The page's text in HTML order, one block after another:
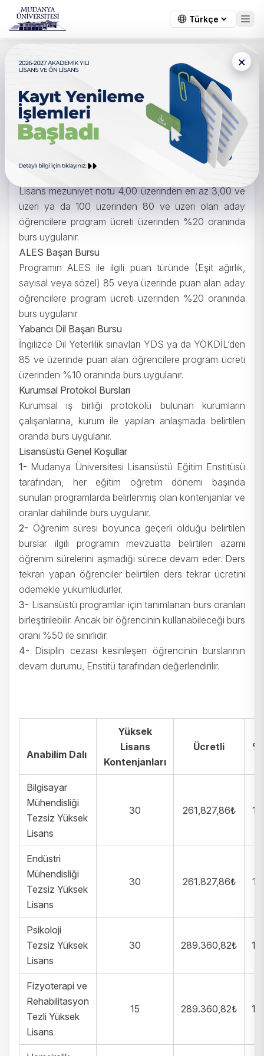
×
Ana
Sayfa
/
Lisansüstü Eğitim
Enstitüsü
Ücretler
Burslar / Kontenjanlar /
Ücretler
Burslar
Lisans mezuniyet notu 4,00 üzerinden en az 3,00 ve
üzeri ya da 100 üzerinden 80 ve üzeri olan aday
öğrencilere program ücreti üzerinden %20 oranında
burs uygulanır.
ALES Başarı Bursu
Programın ALES ile ilgili puan türünde (Eşit ağırlık,
sayısal veya sözel) 85 veya üzerinde puan alan aday
öğrencilere program ücreti üzerinden %20 oranında
burs uygulanır.
Yabancı Dil Başarı Bursu
İngilizce Dil Yeterlilik sınavları YDS ya da YÖKDİL’den
85 ve üzerinde puan alan öğrencilere program ücreti
üzerinden %10 oranında burs uygulanır.
Kurumsal Protokol Bursları
Kurumsal iş birliği protokolü bulunan kurumların
çalışanlarına, kurum ile yapılan anlaşmada belirtilen
oranda burs uygulanır.
Lisansüstü Genel Koşullar
1- Mudanya Üniversitesi Lisansüstü Eğitim Enstitüsü
tarafından, her eğitim öğretim dönemi başında
sunulan programlarda belirlenmiş olan kontenjanlar ve
oranlar dahilinde burs uygulanır.
2- Öğrenim süresi boyunca geçerli olduğu belirtilen
burslar ilgili programın mevzuatta belirtilen azami
öğrenim sürelerini aşmadığı sürece devam eder. Ders
tekrarı yapan öğrenciler belirtilen ders tekrar ücretini
ödemekle yükümlüdürler.
3- Lisansüstü programlar için tanımlanan burs oranları
birleştirilebilir. Ancak bir öğrencinin kullanabileceği burs
oranı %50 ile sınırlıdır.
4- Disiplin cezası kesinleşen öğrencinin burslarının
devam durumu, Enstitü tarafından değerlendirilir.
Anabilim Dalı
Yüksek
Lisans
Kontenjanları
Ücretli
Bilgisayar
Mühendisliği
Tezsiz Yüksek
Lisans
30 261,827,86₺
Endüstri
Mühendisliği
Tezsiz Yüksek
Lisans
30 261.827,86₺
Psikoloji
Tezsiz Yüksek
Lisans
30 289.360,82₺
Fizyoterapi ve
Rehabilitasyon
Tezli Yüksek
Lisans
15 289.360,82₺